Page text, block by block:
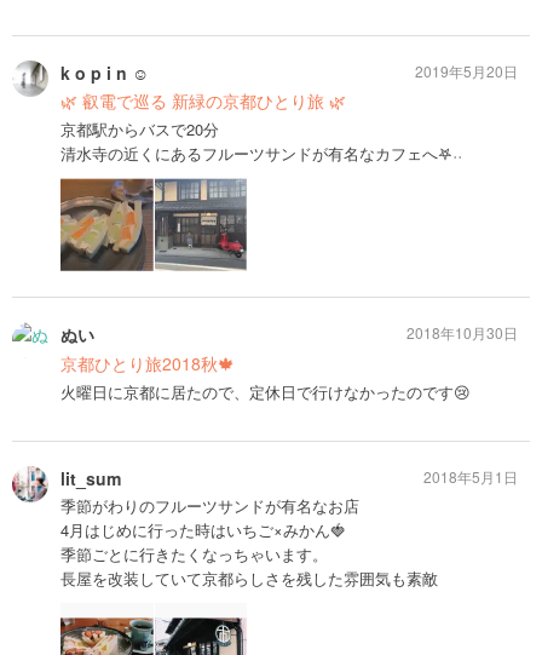
k o p i n ☺︎
🌿 叡電で巡る 新緑の京都ひとり旅 🌿
京都駅からバスで20分
清水寺の近くにあるフルーツサンドが有名なカフェへ𖤐˒˒
2019年5月20日
ぬい
京都ひとり旅2018秋🍁
火曜日に京都に居たので、定休日で行けなかったのです😢
2018年10月30日
lit_sum
季節がわりのフルーツサンドが有名なお店
4月はじめに行った時はいちご×みかん🍓
季節ごとに行きたくなっちゃいます。
長屋を改装していて京都らしさを残した雰囲気も素敵
2018年5月1日